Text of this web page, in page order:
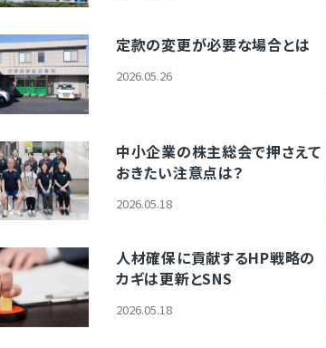
定款の変更が必要な場合とは
2026.05.26
中小企業の株主総会で押さえて
おきたい注意点は？
2026.05.18
人材確保に貢献するHP戦略の
カギは更新とSNS
2026.05.18